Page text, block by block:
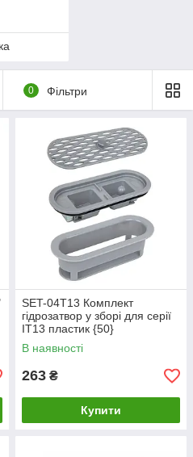
0 Фільтри
SET-04T13 Комплект
гідрозатвор у зборі для серії
IT13 пластик {50}
В наявності
263 ₴
Купити